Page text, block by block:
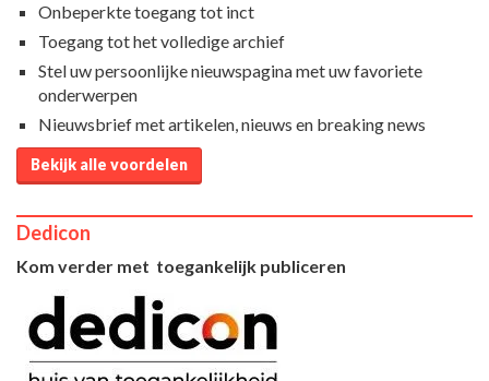
Onbeperkte toegang tot inct
Toegang tot het volledige archief
Stel uw persoonlijke nieuwspagina met uw favoriete
onderwerpen
Nieuwsbrief met artikelen, nieuws en breaking news
Bekijk alle voordelen
Dedicon
Kom verder met toegankelijk publiceren